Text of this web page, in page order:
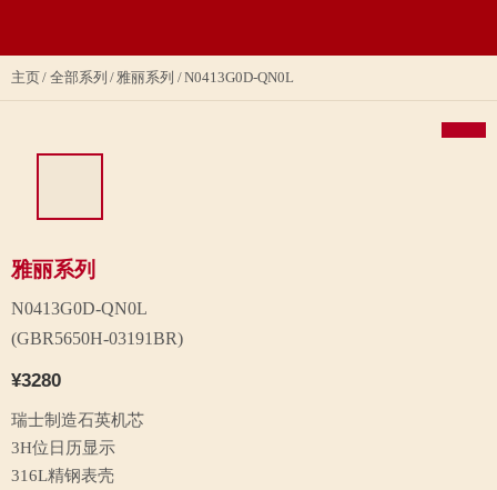
主页 全部系列 雅丽系列 N0413G0D-QN0L
雅丽系列
N0413G0D-QN0L
(GBR5650H-03191BR)
¥3280
瑞士制造石英机芯
3H位日历显示
316L精钢表壳